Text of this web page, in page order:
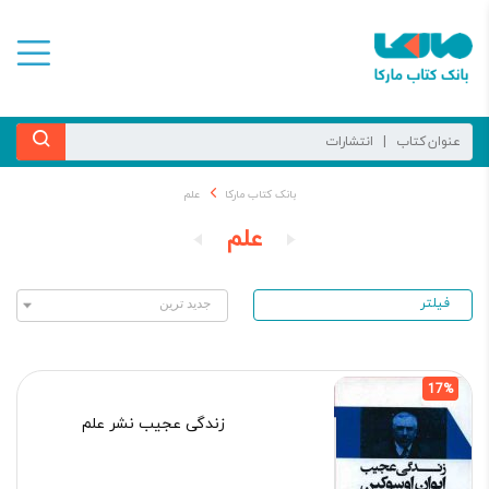
بانک کتاب مارکا علم
علم
فیلتر
17%
زندگی عجیب نشر علم